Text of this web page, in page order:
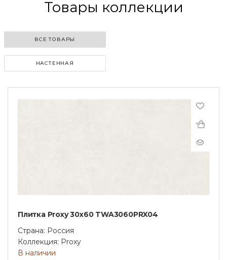
Товары коллекции
ВСЕ ТОВАРЫ
НАСТЕННАЯ
Плитка Proxy 30x60 TWA3060PRX04
Страна: Россия
Коллекция: Proxy
В наличии